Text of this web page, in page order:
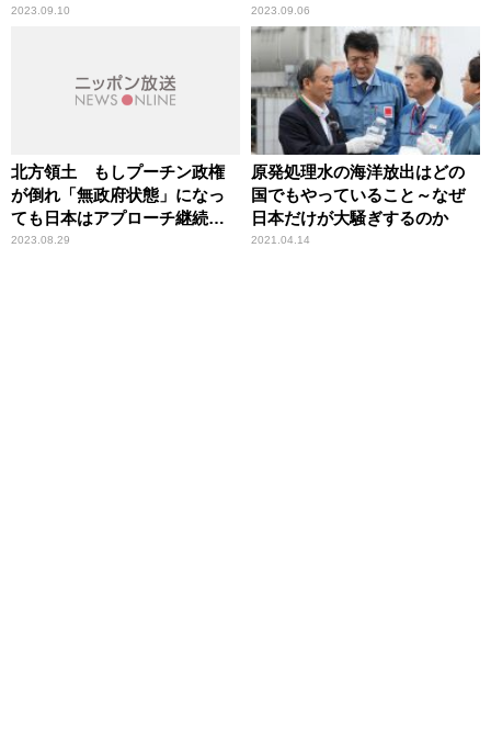
2023.09.10 2023.09.06
北方領土 もしプーチン政権
が倒れ「無政府状態」になっ
ても日本はアプローチ継続・
上陸で既成事実を 高橋洋一
2023.08.29
原発処理水の海洋放出はどの
国でもやっていること～なぜ
日本だけが大騒ぎするのか
2021.04.14